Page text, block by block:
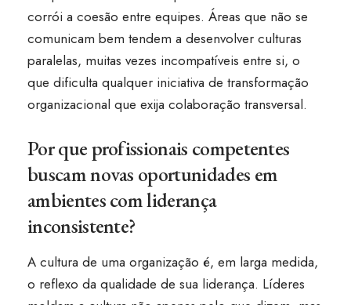
corrói a coesão entre equipes. Áreas que não se
comunicam bem tendem a desenvolver culturas
paralelas, muitas vezes incompatíveis entre si, o
que dificulta qualquer iniciativa de transformação
organizacional que exija colaboração transversal.
Por que profissionais competentes
buscam novas oportunidades em
ambientes com liderança
inconsistente?
A cultura de uma organização é, em larga medida,
o reflexo da qualidade de sua liderança. Líderes